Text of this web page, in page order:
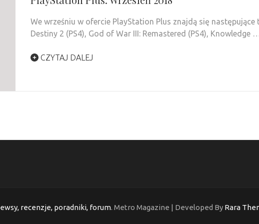
We wrześniu w ofercie PlayStation Plus znajdą się następujące
Destiny 2 (PS4), God of War III: Remastered (PS4), Knowledge
CZYTAJ DALEJ
recenzje, poradniki, forum. Metro Magazine | Developed By Rara